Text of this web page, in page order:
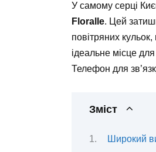
У самому серці
Floralle. Цей
повітряних
ідеальне місце
Телефон для
Зміст
Широкий